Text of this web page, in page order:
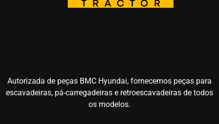
Autorizada de peças BMC Hyundai, fornecemos peças para
escavadeiras, pá-carregadeiras e retroescavadeiras de todos
os modelos.